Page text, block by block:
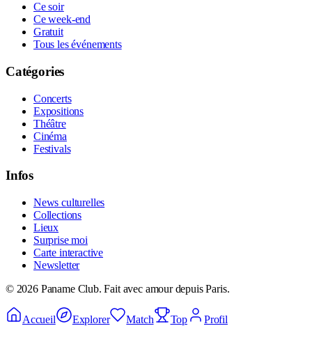
Ce soir
Ce week-end
Gratuit
Tous les événements
Catégories
Concerts
Expositions
Théâtre
Cinéma
Festivals
Infos
News culturelles
Collections
Lieux
Surprise moi
Carte interactive
Newsletter
© 2026Paname Club. Fait avec amour depuis Paris.
Accueil Explorer Match Top Profil